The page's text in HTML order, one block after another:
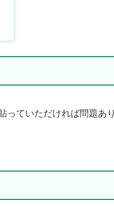
ていただければ問題あり